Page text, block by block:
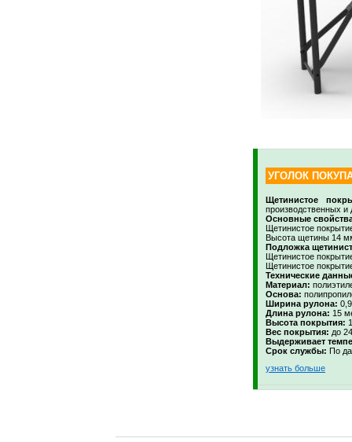
УГОЛОК
Щетинистое
производственных
Основные
Щетинистое
Высота щетины 14
Подложка
Щетинистое
Щетинистое
Технические
Материал:
Основа:
Ширина рулона:
Длина рулона: 15
Высота покрытия:
Вес покрытия: до
Выдерживает
Срок службы: По
узнать больше